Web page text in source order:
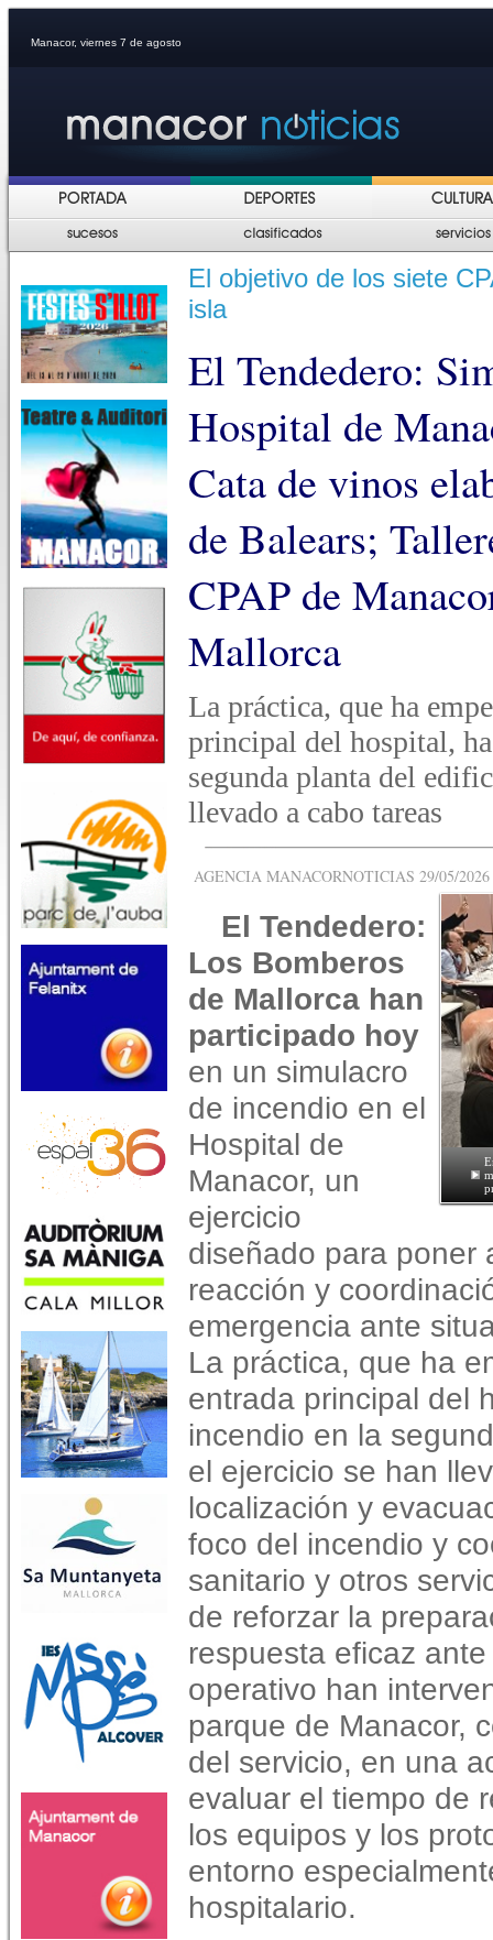
Manacor, viernes 7 de agosto
El objetivo de los siete
isla
El Tendedero:
Hospital de
Cata de vinos
de Balears;
CPAP de
Mallorca
La práctica, que ha
principal del hospital,
segunda planta del
llevado a cabo tareas
AGENCIA MANACORNOTICIAS 29/05/
El Tendedero:
Los Bomberos
de Mallorca han
participado hoy
en un simulacro
de incendio en el
Hospital de
Manacor, un
ejercicio
diseñado para poner
reacción y
emergencia ante
La práctica, que ha
entrada principal del
incendio en la
el ejercicio se han
localización y
foco del incendio y
sanitario y otros
de reforzar la
respuesta eficaz
operativo han
parque de Manacor,
del servicio, en una
evaluar el tiempo de
los equipos y los
entorno
hospitalario.